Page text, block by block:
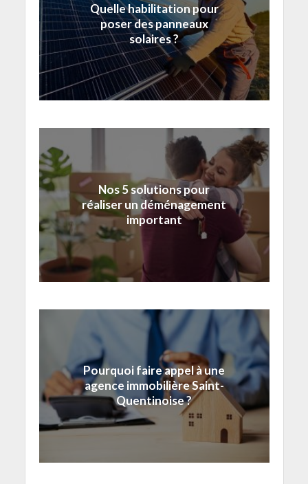
Quelle habilitation pour
poser des panneaux
solaires ?
Nos 5 solutions pour
réaliser un déménagement
important
Pourquoi faire appel à une
agence immobilière Saint-
Quentinoise ?